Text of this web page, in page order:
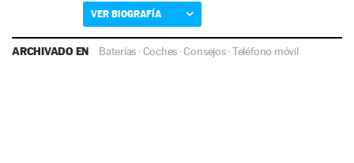
VER BIOGRAFÍA
ARCHIVADO EN Baterías ·Coches ·Consejos·Teléfono móvil